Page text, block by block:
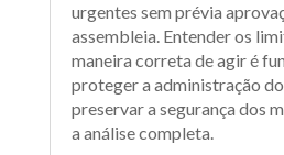
urgentes sem prévia
assembleia. Entender os
maneira correta de agir é
proteger a administração
preservar a segurança dos
a análise completa.